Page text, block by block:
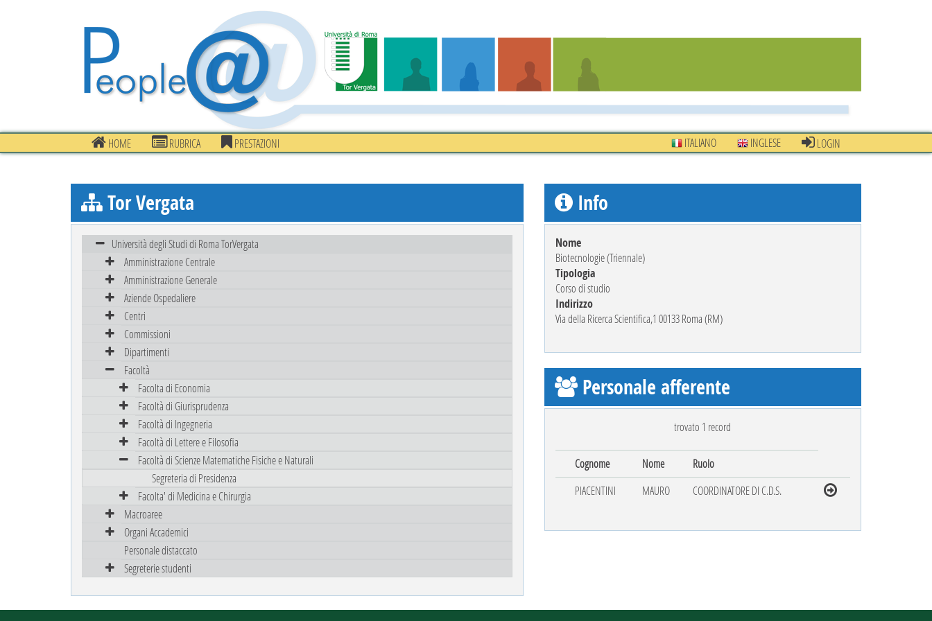
HOME RUBRICA PRESTAZIONI ITALIANO INGLESE LOGIN
Tor Vergata
Università degli Studi di Roma TorVergata
Amministrazione Centrale
Amministrazione Generale
Aziende Ospedaliere
Centri
Commissioni
Dipartimenti
Facoltà
Facolta di Economia
Facoltà di Giurisprudenza
Facoltà di Ingegneria
Facoltà di Lettere e Filosofia
Facoltà di Scienze Matematiche Fisiche e Naturali
Segreteria di Presidenza
Facolta' di Medicina e Chirurgia
Macroaree
Organi Accademici
Personale distaccato
Segreterie studenti
Info
Nome
Biotecnologie (Triennale)
Tipologia
Corso di studio
Indirizzo
Via della Ricerca Scientifica,1 00133 Roma (RM)
Personale afferente
trovato 1 record
Cognome Nome
Ruolo
PIACENTINI
MAURO COORDINATORE DI C.D.S.